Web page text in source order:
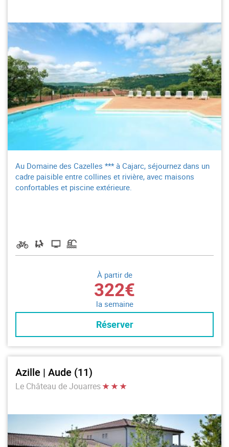
Au Domaine des Cazelles *** à Cajarc, séjournez dans un
cadre paisible entre collines et rivière, avec maisons
confortables et piscine extérieure.
À partir de
322€
la semaine
Réserver
Azille | Aude (11)
Le Château de Jouarres